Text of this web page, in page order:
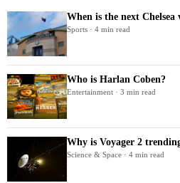
When is the next
Sports · 4 min read
Who is Harlan Coben?
Entertainment · 3 min read
Why is Voyager 2
Science & Space · 4 min read